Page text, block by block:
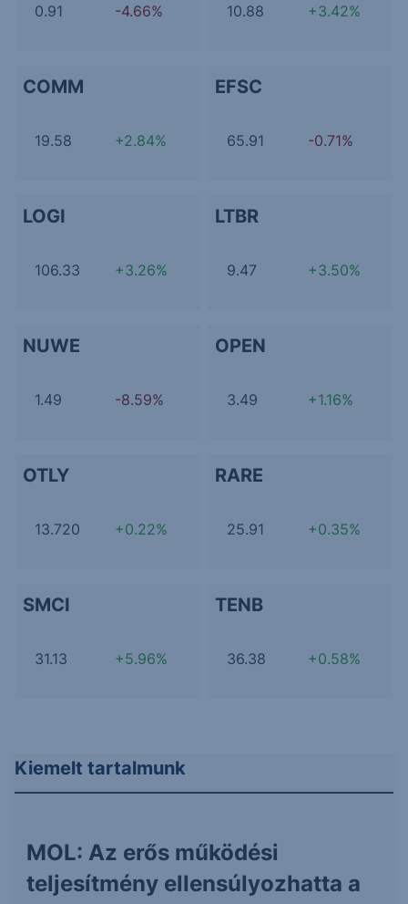
0.91 -4.66% 10.88 +3.42%
COMM
19.58 +2.84%
EFSC
65.91 -0.71%
LOGI
106.33 +3.26%
LTBR
9.47 +3.50%
NUWE
1.49 -8.59%
OPEN
3.49 +1.16%
OTLY
13.720 +0.22%
RARE
25.91 +0.35%
SMCI
31.13 +5.96%
TENB
36.38 +0.58%
Kiemelt tartalmunk
MOL: Az erős működési
teljesítmény ellensúlyozhatta a